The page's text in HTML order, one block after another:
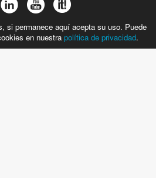
si permanece aquí acepta su uso. Puede
en nuestra política de privacidad.